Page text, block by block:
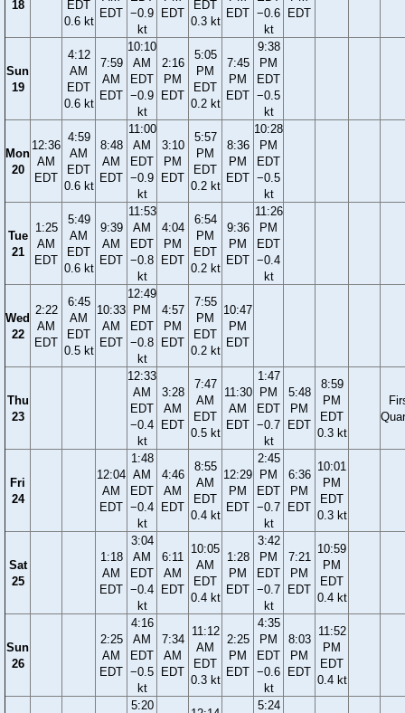
18
EDT
0.6 kt
EDT −0.9
kt
EDT
EDT
0.3 kt
EDT −0.6
kt
EDT
Sun
19
4:12
AM
EDT
0.6 kt
7:59
AM
EDT
10:10
AM
EDT
−0.9
kt
2:16
PM
EDT
5:05
PM
EDT
0.2 kt
7:45
PM
EDT
9:38
PM
EDT
−0.5
kt
Mon
20
12:36
AM
EDT
4:59
AM
EDT
0.6 kt
8:48
AM
EDT
11:00
AM
EDT
−0.9
kt
3:10
PM
EDT
5:57
PM
EDT
0.2 kt
8:36
PM
EDT
10:28
PM
EDT
−0.5
kt
Tue
21
1:25
AM
EDT
5:49
AM
EDT
0.6 kt
9:39
AM
EDT
11:53
AM
EDT
−0.8
kt
4:04
PM
EDT
6:54
PM
EDT
0.2 kt
9:36
PM
EDT
11:26
PM
EDT
−0.4
kt
Wed
22
2:22
AM
EDT
6:45
AM
EDT
0.5 kt
10:33
AM
EDT
12:49
PM
EDT
−0.8
kt
4:57
PM
EDT
7:55
PM
EDT
0.2 kt
10:47
PM
EDT
Thu
23
12:33
AM
EDT
−0.4
kt
3:28
AM
EDT
7:47
AM
EDT
0.5 kt
11:30
AM
EDT
1:47
PM
EDT
−0.7
kt
5:48
PM
EDT
8:59
PM
EDT
0.3 kt
Fri
24
12:04
AM
EDT
1:48
AM
EDT
−0.4
kt
4:46
AM
EDT
8:55
AM
EDT
0.4 kt
12:29
PM
EDT
2:45
PM
EDT
−0.7
kt
6:36
PM
EDT
10:01
PM
EDT
0.3 kt
Sat
25
1:18
AM
EDT
3:04
AM
EDT
−0.4
kt
6:11
AM
EDT
10:05
AM
EDT
0.4 kt
1:28
PM
EDT
3:42
PM
EDT
−0.7
kt
7:21
PM
EDT
10:59
PM
EDT
0.4 kt
Sun
26
2:25
AM
EDT
4:16
AM
EDT
−0.5
kt
7:34
AM
EDT
11:12
AM
EDT
0.3 kt
2:25
PM
EDT
4:35
PM
EDT
−0.6
kt
8:03
PM
EDT
11:52
PM
EDT
0.4 kt
5:20
5:24